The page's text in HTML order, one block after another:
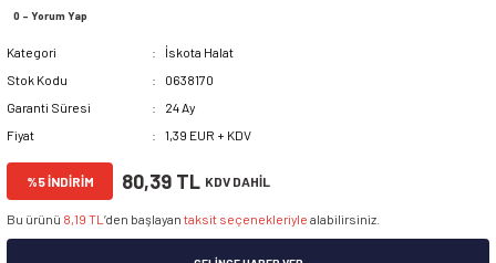
0 - Yorum Yap
Kategori
İskota Halat
Stok Kodu
0638170
Garanti Süresi
24 Ay
Fiyat
1,39 EUR + KDV
%5 İNDİRİM 80,39 TL KDV DAHİL
Bu ürünü 8,19 TL ’den başlayan taksit seçenekleriyle alabilirsiniz.